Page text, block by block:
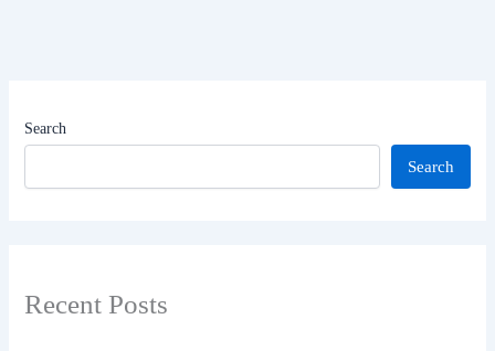
Search
Search
Recent Posts